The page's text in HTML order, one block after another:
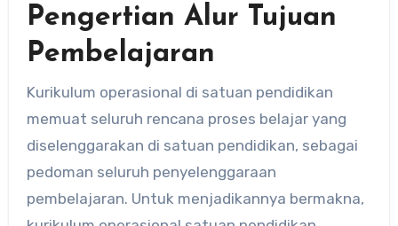
Pengertian Alur Tujuan
Pembelajaran
Kurikulum operasional di satuan pendidikan
memuat seluruh rencana proses belajar yang
diselenggarakan di satuan pendidikan, sebagai
pedoman seluruh penyelenggaraan
pembelajaran. Untuk menjadikannya bermakna,